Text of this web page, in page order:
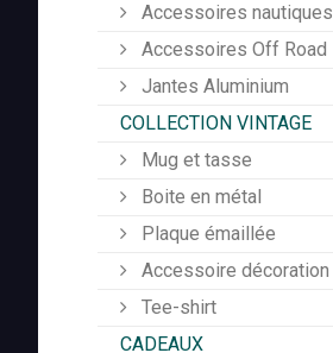
Accessoires nautiques
Accessoires Off Road
Jantes Aluminium
COLLECTION VINTAGE
Mug et tasse
Boite en métal
Plaque émaillée
Accessoire décoration
Tee-shirt
CADEAUX